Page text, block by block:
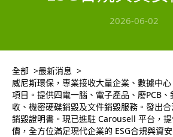
2026-06-02
全部
最新消息
威尼斯環保，專業接收大量企業、數據中
項目。提供四電一腦、電子產品、廢PCB
收、機密硬碟銷毀及文件銷毀服務。發出
銷毀證明書。現已進駐 Carousell 平台，
價，全方位滿足現代企業的 ESG合規與資安